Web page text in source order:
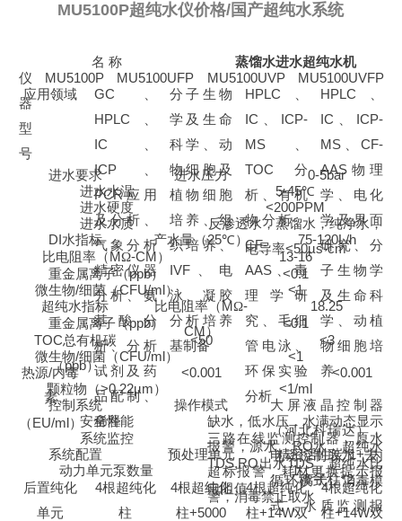
MU5100P超纯水仪价格/国产超纯水系统
名 称
蒸馏水进水超纯水机
仪
器
型
号
MU5100P MU5100UFP MU5100UVP
MU5100UVFP
应用领域
GC
HPLC
IC
ICP、
PCR应用
及分析、
气象分析
精密仪器
分析、氨
基酸分
析、分析
试剂及药
品配制、
稀释
分子生物
学及生命
科学、动
物细胞及
植物细胞
培养、组
织培养、
IVF 、电
泳、凝胶
分析培养
基制备
HPLC
IC
ICP-
MS
TOC 分
析、有机
物分析、
CF-
AAS 、毒
理学研
究、毛细
管电泳、
环保实验
分析
HPLC
IC
ICP-
MS 、CF-
AAS 物理
学、电化
学及界面
研究、分
子生物学
及生命科
学、动植
物细胞培
养
进水要求 进水压力
0-5bar
进水水温
5-45℃
进水硬度
<200PPM
进水水质
反渗透水，蒸馏水，纯净水，
电导率<50µs-cm
DI 水指标 产水量（25℃）
75-120L/h
比电阻率（ MΩ-CM ）
13-16
重金属离子（ppb）
<0.1
微生物/细菌（CFU/ml）
<1
超纯水指标
比电阻率（MΩ-
CM ）
18.25
重金属离子 （ppb）
<0.1
TOC总有机碳
（ppb）
<50
<3
微生物/细菌（CFU/ml）
<1
热源/内毒
素
（EU/ml）
<0.001
<0.001
颗粒物（>0.22µm）
<1/ml
控制系统
操作模式
大屏液晶控制器
（河北科瑞达），
电动控制取水，内
循环模式，消毒模
式，水质监测报
安全性能
缺水，低水压，水满动态显示
报警，源水、RO水、超纯水
超标报警，耗材更换提示报
警，消毒禁止取水
系统监控
三路在线监测控制器，原水
TDS,RO出水TDS，超纯水比
电阻值
系统配置 预处理单元 精密活性炭*1+去
离子柱*2
动力单元泵数量
1
后置纯化
单元
4根超纯化
柱
4根超纯化
柱+5000
4根超纯化
柱+14W双
4根超纯化
柱+14W双